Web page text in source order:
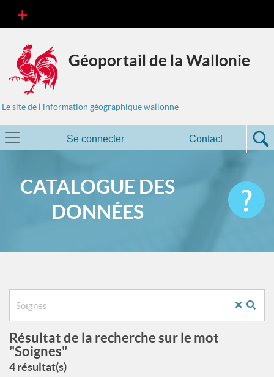
Géoportail de la Wallonie
Le site de l'information géographique wallonne
Se connecter Contact
CATALOGUE DES
DONNÉES
Résultat de la recherche sur le mot
"Soignes"
4 résultat(s)